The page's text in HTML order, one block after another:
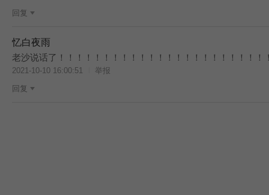
回复
忆白夜雨
老沙说话了！！！！！！！！！！！！！！！！！！！！！！！
2021-10-10 16:00:51
举报
回复